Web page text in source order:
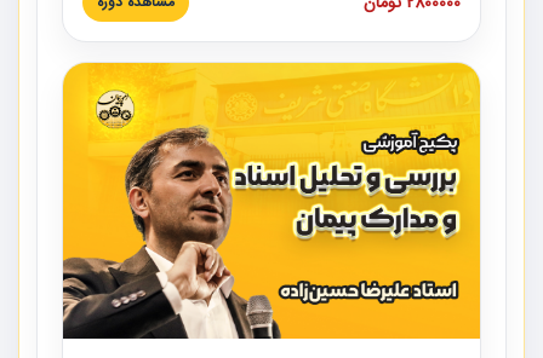
است که در محل سندیکای شرکت های ساختمانی کشور ارائه شد.
مدارک پیمان به همراه تجربیات عملی ارائه شده است.